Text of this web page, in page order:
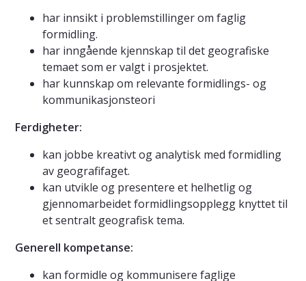
har innsikt i problemstillinger om faglig
formidling.
har inngående kjennskap til det geografiske
temaet som er valgt i prosjektet.
har kunnskap om relevante formidlings- og
kommunikasjonsteori
Ferdigheter:
kan jobbe kreativt og analytisk med formidling
av geografifaget.
kan utvikle og presentere et helhetlig og
gjennomarbeidet formidlingsopplegg knyttet til
et sentralt geografisk tema.
Generell kompetanse:
kan formidle og kommunisere faglige